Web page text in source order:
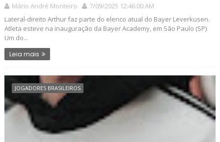
Mário André Monteiro
7/09/2025 12:46:00 AM
Lateral-direito Arthur faz parte do elenco atual do Bayer Leverkusen.
Atleta esteve na inauguração da Bayer Academy, em São Paulo (SP)
Um do...
Leia mais
JOGADORES BRASILEIROS